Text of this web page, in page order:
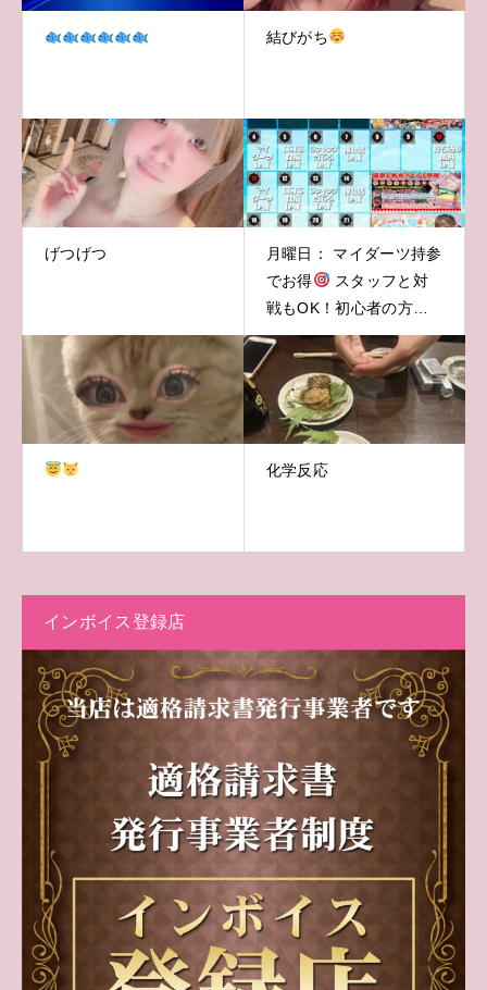
結びがち
げつげつ
月曜日： マイダーツ持参
でお得
スタッフと対
戦もOK！初心者の方も
大歓迎♪
化学反応
インボイス登録店